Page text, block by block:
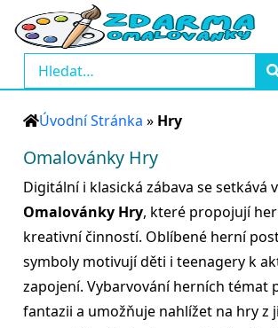
Úvodní Stránka » Hry
Omalovánky Hry
Digitální i klasická zábava se setkává
Omalovánky Hry, které propojují
kreativní činností. Oblíbené herní
symboly motivují děti i teenagery k
zapojení. Vybarvování herních témat
fantazii a umožňuje nahlížet na hry z